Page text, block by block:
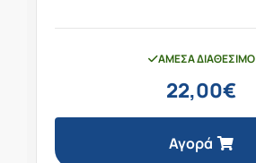
ΆΜΕΣΑ ΔΙΑΘΈΣΙΜΟ
22,00€
Αγορά